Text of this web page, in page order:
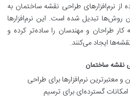
از نرم‌افزارهای طراحی نقشه ساختمان به
روش‌ها تبدیل شده است. این نرم‌افزارها
کار طراحان و مهندسان را ساده‌تر کرده و
ایجاد می‌کنند.
نقشه ساختمان
معتبرترین نرم‌افزارها برای طراحی
گسترده‌ای برای ترسیم